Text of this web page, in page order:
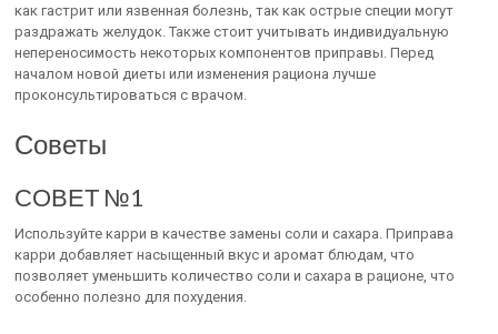
как гастрит или язвенная болезнь, так как острые специи могут
раздражать желудок. Также стоит учитывать индивидуальную
непереносимость некоторых компонентов приправы. Перед
началом новой диеты или изменения рациона лучше
проконсультироваться с врачом.
Советы
СОВЕТ №1
Используйте карри в качестве замены соли и сахара. Приправа
карри добавляет насыщенный вкус и аромат блюдам, что
позволяет уменьшить количество соли и сахара в рационе, что
особенно полезно для похудения.